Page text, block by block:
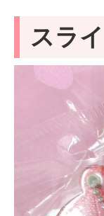
スラ